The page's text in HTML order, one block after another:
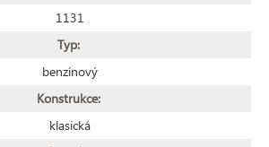
1131
Typ:
benzínový
Konstrukce:
klasická